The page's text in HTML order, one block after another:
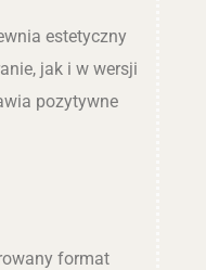
estetyczny
jak i w wersji
pozytywne
format